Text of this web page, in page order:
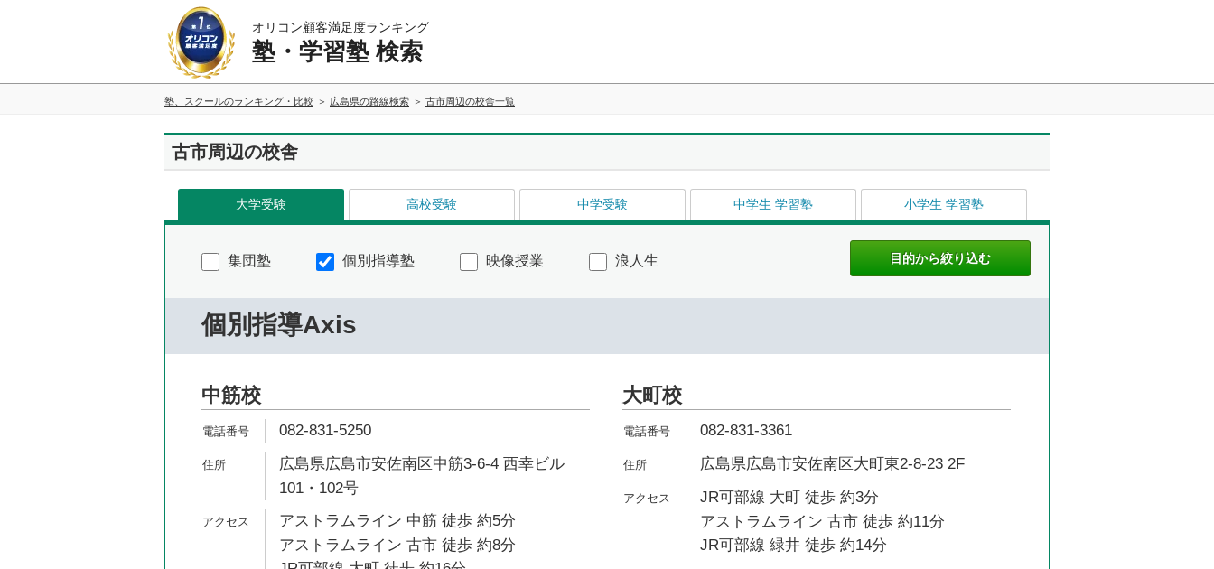
オリコン顧客満足度ランキング
塾・学習塾 検索
塾、スクールのランキング・比較 広島県の路線検索 古市周辺の校舎一覧
古市周辺の校舎
大学受験 高校受験 中学受験 中学生 学習塾 小学生 学習塾
集団塾 個別指導塾 映像授業 浪人生
個別指導Axis
中筋校
082-831-5250
広島県広島市安佐南区中筋3-6-4 西幸ビル
101・102号
アストラムライン 中筋 徒歩 約5分
アストラムライン 古市 徒歩 約8分
大町校
082-831-3361
広島県広島市安佐南区大町東2-8-23 2F
JR可部線 大町 徒歩 約3分
アストラムライン 古市 徒歩 約11分
JR可部線 緑井 徒歩 約14分